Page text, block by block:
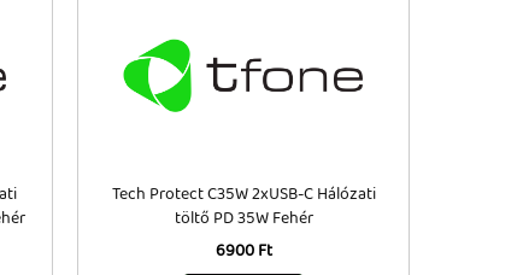
Tech Protect C35W 2xUSB-C Hálózati
töltő PD 35W Fehér
6900 Ft